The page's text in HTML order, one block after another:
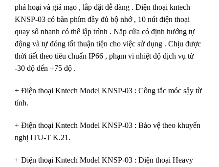
phá hoại và giả mạo , lắp đặt dễ dàng . Điện thoại kntech
KNSP-03 có bàn phím đầy đủ bộ nhớ , 10 nút điện thoại
quay số nhanh có thể lập trình . Nắp cửa có định hướng tự
động và tự đóng tốt thuận tiện cho việc sử dụng . Chịu được
thời tiết theo tiêu chuẩn IP66 , phạm vi nhiệt độ dịch vụ từ
-30 độ đến +75 độ .
+ Điện thoại Kntech Model KNSP-03 : Công tắc móc sậy từ
tính.
+ Điện thoại Kntech Model KNSP-03 : Bảo vệ theo khuyến
nghị ITU-T K.21.
+ Điện thoại Kntech Model KNSP-03 : Điện thoại Heavy